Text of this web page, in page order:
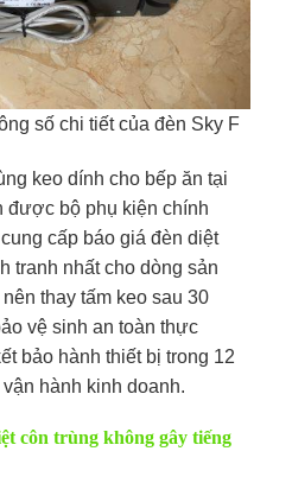
số chi tiết của đèn Sky F
keo dính cho bếp ăn tại
được bộ phụ kiện chính
cấp báo giá đèn diệt
tranh nhất cho dòng sản
thay tấm keo sau 30
vệ sinh an toàn thực
bảo hành thiết bị trong 12
hành kinh doanh.
côn trùng không gây tiếng